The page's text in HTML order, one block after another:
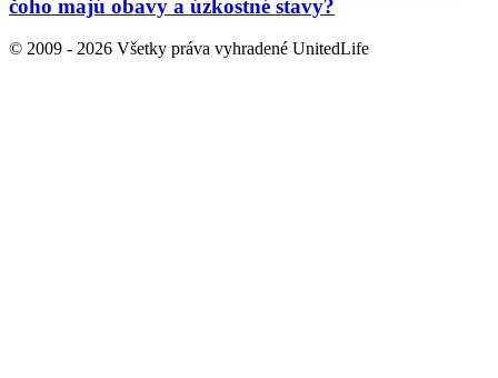
čoho majú obavy a úzkostné stavy?
© 2009 - 2026 Všetky práva vyhradené UnitedLife